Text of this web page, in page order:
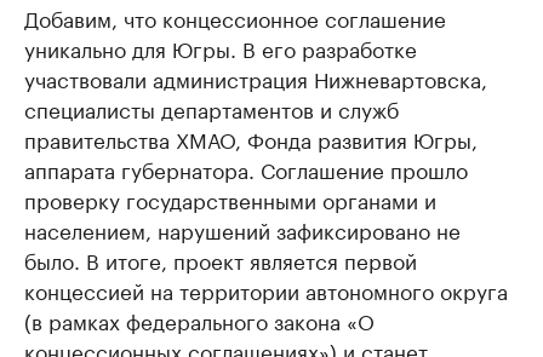
Добавим, что концессионное соглашение
уникально для Югры. В его разработке
участвовали администрация Нижневартовска,
специалисты департаментов и служб
правительства ХМАО, Фонда развития Югры,
аппарата губернатора. Соглашение прошло
проверку государственными органами и
населением, нарушений зафиксировано не
было. В итоге, проект является первой
концессией на территории автономного округа
(в рамках федерального закона «О
концессионных соглашениях») и станет